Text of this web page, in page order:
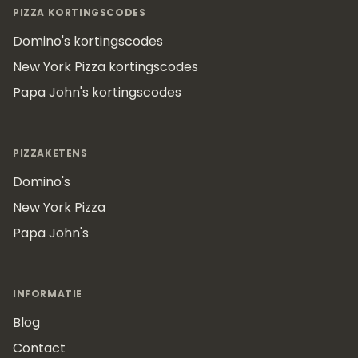
PIZZA KORTINGSCODES
Domino's kortingscodes
New York Pizza kortingscodes
Papa John's kortingscodes
PIZZAKETENS
Domino's
New York Pizza
Papa John's
INFORMATIE
Blog
Contact